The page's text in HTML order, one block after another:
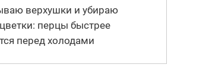
верхушки и убираю
перцы быстрее
перед холодами